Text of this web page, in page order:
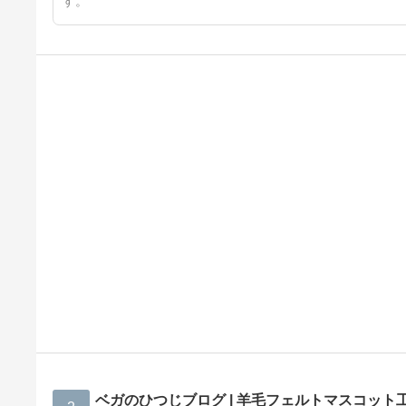
ベガのひつじブログ | 羊毛フェルトマスコット